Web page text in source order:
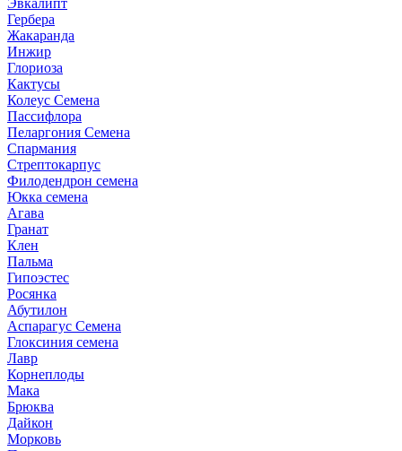
Эвкалипт
Гербера
Жакаранда
Инжир
Глориоза
Кактусы
Колеус Семена
Пассифлора
Пеларгония Семена
Спармания
Стрептокарпус
Филодендрон семена
Юкка семена
Агава
Гранат
Клен
Пальма
Гипоэстес
Росянка
Абутилон
Аспарагус Семена
Глоксиния семена
Лавр
Корнеплоды
Мака
Брюква
Дайкон
Морковь